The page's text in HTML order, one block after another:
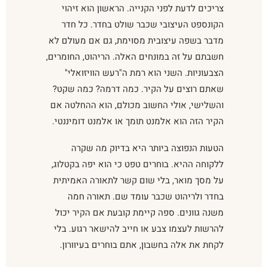
צריכים לדעת לפני הקנייה. הראשון הוא זיהוי
הקונספט העיצובי שכבר שולט בחדר. כל חדר
מדבר בשפה עיצובית מסוימת, גם אם מעולם לא
חשבתם על זה במונחים האלה. הריהוט, החומרים,
הצבעוניות. השני הוא רמת ה"רעש הוויזואלי"
שאתם רוצים על הקיר. כמה דרמה? כמה שקט?
והשלישי, אולי החשוב מכולם, הוא ההחלטה אם
הקיר הזה הוא אלמנט תומך או אלמנט דומיננטי.
הטעות הנפוצה ביותר היא בדיוק מה שקרה
ללקוחה ההיא. בוחרים טפט כי הוא יפה בקטלוג,
על מסך מואר, בלי שום קשר לתאורה האמיתית
בחדר ולריהוט שכבר עומד שם. תאורה חמה
משנה גוונים. ספה קיימת קובעת אם הקיר יכול
להרשות לעצמו צבע או חייב להישאר רגוע. בלי
לקחת את אלה בחשבון, אתם בוחרים בעיוורון.